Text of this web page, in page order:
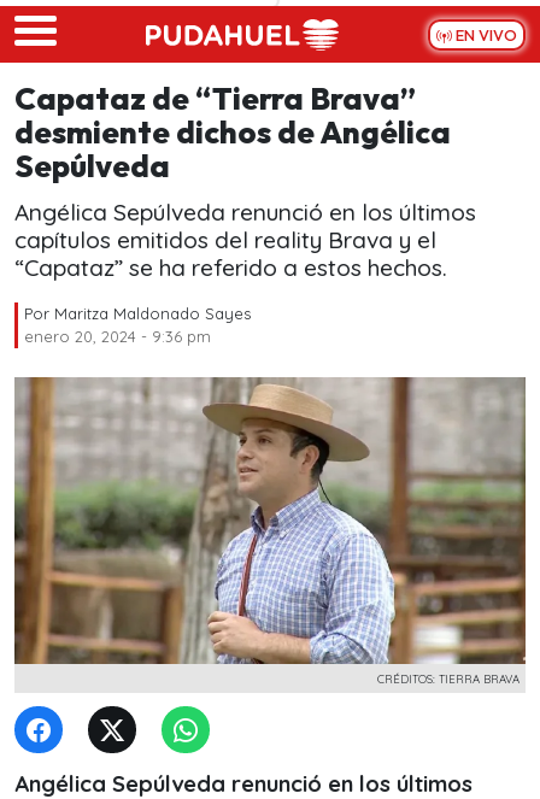
Skip to main content
EN VIVO
Capataz de “Tierra Brava”
desmiente dichos de Angélica
Sepúlveda
Angélica Sepúlveda renunció en los últimos
capítulos emitidos del reality Brava y el
“Capataz” se ha referido a estos hechos.
Por Maritza Maldonado Sayes
enero 20, 2024 - 9:36 pm
CRÉDITOS: TIERRA BRAVA
Angélica Sepúlveda renunció en los últimos